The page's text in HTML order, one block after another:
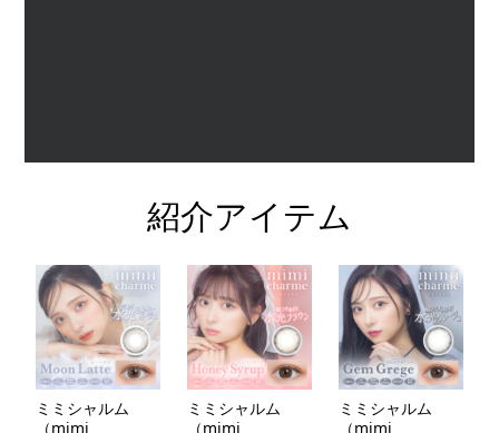
紹介アイテム
ミミシャルム
（mimi
ミミシャルム
（mimi
ミミシャルム
（mimi